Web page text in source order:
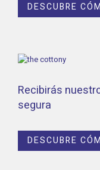
DESCUBRE
Recibirás
segura
DESCUBRE